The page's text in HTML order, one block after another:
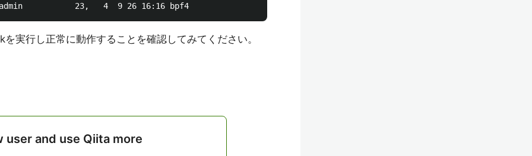
実行し正常に動作することを確認してみてください。
user and use Qiita more